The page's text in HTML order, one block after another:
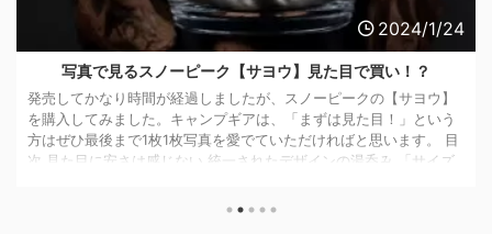
2024/1/24
写真で見るスノーピーク【サヨウ】見た目で買い！？
発売してかなり時間が経過しましたが、スノーピークの【サヨウ】
を購入してみました。キャンプギアは、「まずは見た目！」という
方はぜひ最後まで1枚1枚写真を愛でていただければと思います。 目
次 見た目に安さは感じない 統一されたデザインの湯呑み 「サイズ
い勝手アップ！ サヨウのスペック まとめ スノーピークの「サヨ